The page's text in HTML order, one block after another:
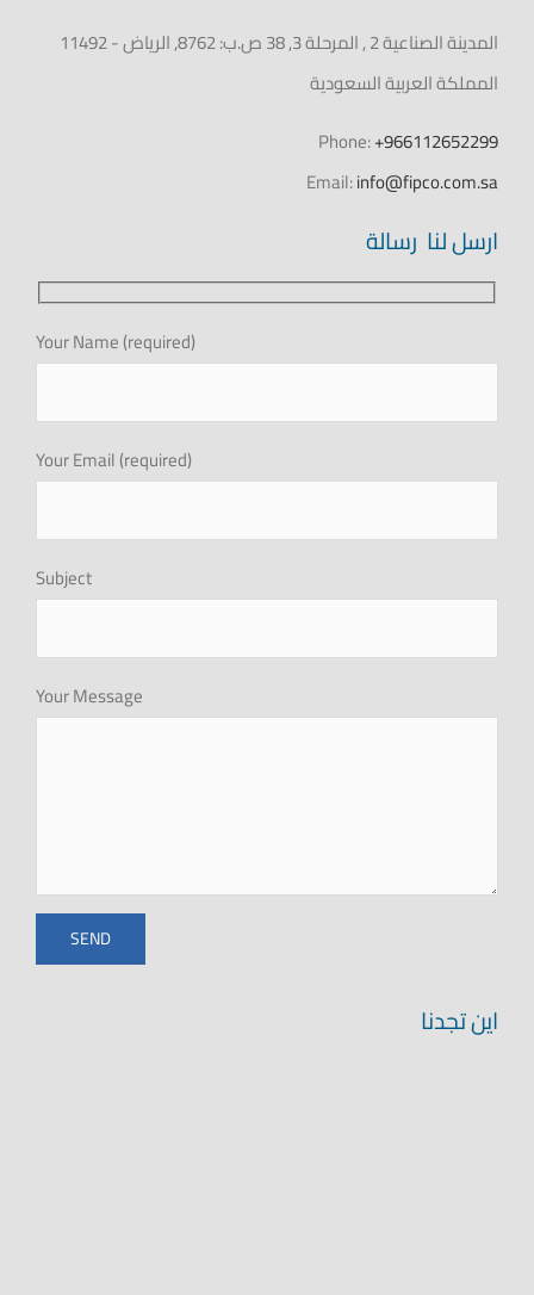
عن فيبكو
علاقات المستثمرين
التوظيف
اطلب الأن
البروشور
المدينة الصناعية 2 , المرحلة 3, 38 ص.ب: 8762, الرياض - 11492
المملكة العربية السعودية
Phone:+966112652299
Email:info@fipco.com.sa
ارسل لنا رسالة
Your Name (required)
Your Email (required)
Subject
Your Message
اين تجدنا